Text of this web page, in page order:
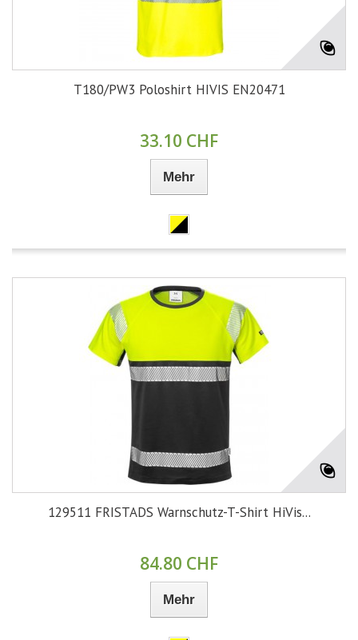
T180/PW3 Poloshirt HIVIS EN20471
33.10 CHF
Mehr
129511 FRISTADS Warnschutz-T-Shirt HiVis...
84.80 CHF
Mehr